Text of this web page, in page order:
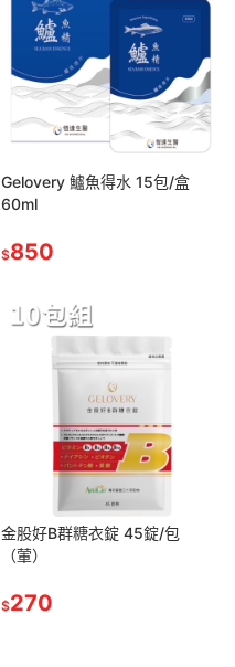
Gelovery 鱸魚得水 15包/盒
60ml
$850
金股好B群糖衣錠 45錠/包
（葷）
$270